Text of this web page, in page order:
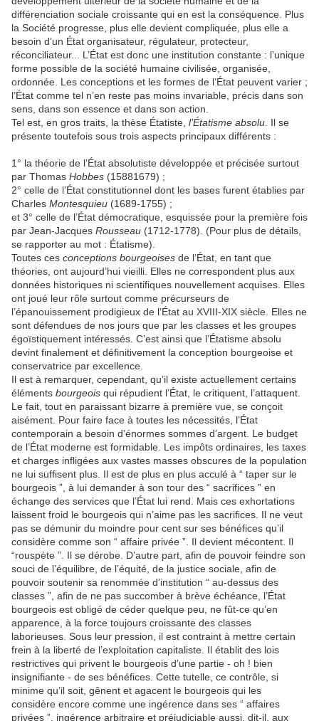
différenciation sociale croissante qui en est la conséquence. Plus
la Société progresse, plus elle devient compliquée, plus elle a
besoin d’un État organisateur, régulateur, protecteur,
réconciliateur... L’État est donc une institution constante : l’unique
forme possible de la société humaine civilisée, organisée,
ordonnée. Les conceptions et les formes de l’État peuvent varier ;
l’État comme tel n’en reste pas moins invariable, précis dans son
sens, dans son essence et dans son action.
Tel est, en gros traits, la thèse Étatiste, l’Étatisme absolu . Il se
présente toutefois sous trois aspects principaux différents :
1° la théorie de l’État absolutiste développée et précisée surtout
par Thomas Hobbes (15881679) ;
2° celle de l’État constitutionnel dont les bases furent établies par
Charles Montesquieu (1689-1755) ;
et 3° celle de l’État démocratique, esquissée pour la première fois
par Jean-Jacques Rousseau (1712-1778). (Pour plus de détails,
se rapporter au mot : Étatisme).
Toutes ces conceptions bourgeoises de l’État, en tant que
théories, ont aujourd’hui vieilli. Elles ne correspondent plus aux
données historiques ni scientifiques nouvellement acquises. Elles
ont joué leur rôle surtout comme précurseurs de
l’épanouissement prodigieux de l’État au XVIII-XIX siècle. Elles ne
sont défendues de nos jours que par les classes et les groupes
égoïstiquement intéressés. C’est ainsi que l’Étatisme absolu
devint finalement et définitivement la conception bourgeoise et
conservatrice par excellence.
Il est à remarquer, cependant, qu’il existe actuellement certains
éléments bourgeois qui répudient l’État, le critiquent, l’attaquent.
Le fait, tout en paraissant bizarre à première vue, se conçoit
aisément. Pour faire face à toutes les nécessités, l’État
contemporain a besoin d’énormes sommes d’argent. Le budget
de l’État moderne est formidable. Les impôts ordinaires, les taxes
et charges infligées aux vastes masses obscures de la population
ne lui suffisent plus. Il est de plus en plus acculé à “ taper sur le
bourgeois ”, à lui demander à son tour des “ sacrifices ” en
échange des services que l’État lui rend. Mais ces exhortations
laissent froid le bourgeois qui n’aime pas les sacrifices. Il ne veut
pas se démunir du moindre pour cent sur ses bénéfices qu’il
considère comme son “ affaire privée ”. Il devient mécontent. Il
“rouspète ”. Il se dérobe. D’autre part, afin de pouvoir feindre son
souci de l’équilibre, de l’équité, de la justice sociale, afin de
pouvoir soutenir sa renommée d’institution “ au-dessus des
classes ”, afin de ne pas succomber à brève échéance, l’État
bourgeois est obligé de céder quelque peu, ne fût-ce qu’en
apparence, à la force toujours croissante des classes
laborieuses. Sous leur pression, il est contraint à mettre certain
frein à la liberté de l’exploitation capitaliste. Il établit des lois
restrictives qui privent le bourgeois d’une partie - oh ! bien
insignifiante - de ses bénéfices. Cette tutelle, ce contrôle, si
minime qu’il soit, gênent et agacent le bourgeois qui les
considère encore comme une ingérence dans ses “ affaires
privées ”, ingérence arbitraire et préjudiciable aussi, dit-il, aux